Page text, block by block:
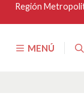
MENÚ
Región